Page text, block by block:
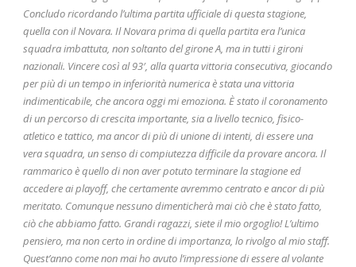
Concludo ricordando l’ultima partita ufficiale di questa stagione,
quella con il Novara. Il Novara prima di quella partita era l’unica
squadra imbattuta, non soltanto del girone A, ma in tutti i gironi
nazionali. Vincere così al 93′, alla quarta vittoria consecutiva, giocando
per più di un tempo in inferiorità numerica è stata una vittoria
indimenticabile, che ancora oggi mi emoziona. È stato il coronamento
di un percorso di crescita importante, sia a livello tecnico, fisico-
atletico e tattico, ma ancor di più di unione di intenti, di essere una
vera squadra, un senso di compiutezza difficile da provare ancora. Il
rammarico è quello di non aver potuto terminare la stagione ed
accedere ai playoff, che certamente avremmo centrato e ancor di più
meritato. Comunque nessuno dimenticherà mai ciò che è stato fatto,
ciò che abbiamo fatto. Grandi ragazzi, siete il mio orgoglio! L’ultimo
pensiero, ma non certo in ordine di importanza, lo rivolgo al mio staff.
Quest’anno come non mai ho avuto l’impressione di essere al volante